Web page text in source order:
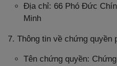
Địa chỉ: 66 Phó Đức
Minh
7. Thông tin về chứng quyền
Tên chứng quyền: